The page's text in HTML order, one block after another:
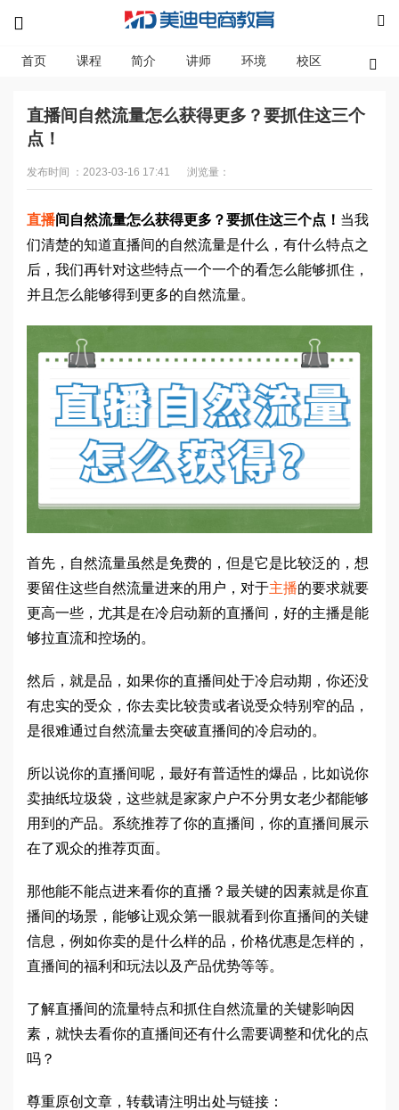
首页 课程 简介 讲师 环境 校区 资讯
直播间自然流量怎么获得更多？要抓住这三个
点！
发布时间 ：2023-03-16 17:41 浏览量：
直播间自然流量怎么获得更多？要抓住这三个点！ 当我
们清楚的知道直播间的自然流量是什么，有什么特点之
后，我们再针对这些特点一个一个的看怎么能够抓住，
并且怎么能够得到更多的自然流量。
首先，自然流量虽然是免费的，但是它是比较泛的，想
要留住这些自然流量进来的用户，对于主播的要求就要
更高一些，尤其是在冷启动新的直播间，好的主播是能
够拉直流和控场的。
然后，就是品，如果你的直播间处于冷启动期，你还没
有忠实的受众，你去卖比较贵或者说受众特别窄的品，
是很难通过自然流量去突破直播间的冷启动的。
所以说你的直播间呢，最好有普适性的爆品，比如说你
卖抽纸垃圾袋，这些就是家家户户不分男女老少都能够
用到的产品。系统推荐了你的直播间，你的直播间展示
在了观众的推荐页面。
那他能不能点进来看你的直播？最关键的因素就是你直
播间的场景，能够让观众第一眼就看到你直播间的关键
信息，例如你卖的是什么样的品，价格优惠是怎样的，
直播间的福利和玩法以及产品优势等等。
了解直播间的流量特点和抓住自然流量的关键影响因
素，就快去看你的直播间还有什么需要调整和优化的点
吗？
尊重原创文章，转载请注明出处与链接：